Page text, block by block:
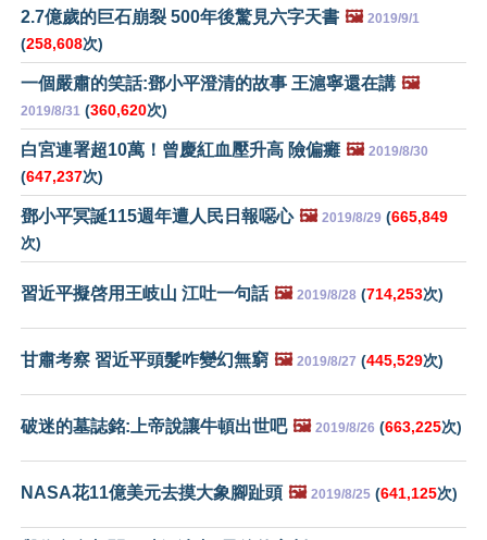
2.7億歲的巨石崩裂 500年後驚見六字天書 🖼️ 2019/9/1
(258,608次)
一個嚴肅的笑話:鄧小平澄清的故事 王滬寧還在講 🖼️
2019/8/31 (360,620次)
白宮連署超10萬！曾慶紅血壓升高 險偏癱 🖼️ 2019/8/30
(647,237次)
鄧小平冥誕115週年遭人民日報噁心 🖼️ 2019/8/29 (665,849
次)
習近平擬啓用王岐山 江吐一句話 🖼️ 2019/8/28 (714,253次)
甘肅考察 習近平頭髮咋變幻無窮 🖼️ 2019/8/27 (445,529次)
破迷的墓誌銘:上帝說讓牛頓出世吧 🖼️ 2019/8/26 (663,225次)
NASA花11億美元去摸大象腳趾頭 🖼️ 2019/8/25 (641,125次)